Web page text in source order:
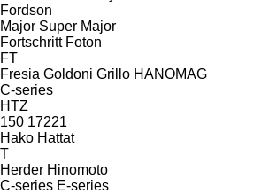
Fordson
Major Super Major
Fortschritt Foton
FT
Fresia Goldoni Grillo HANOMAG
C-series
HTZ
150 17221
Hako Hattat
T
Herder Hinomoto
C-series E-series